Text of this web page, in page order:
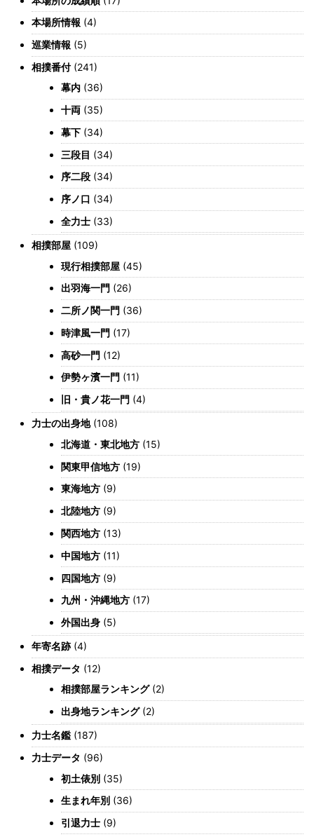
本場所情報 (4)
巡業情報 (5)
相撲番付(241)
幕内 (36)
十両 (35)
幕下 (34)
三段目 (34)
序二段 (34)
序ノ口 (34)
全力士 (33)
相撲部屋 (109)
現行相撲部屋 (45)
出羽海一門 (26)
二所ノ関一門 (36)
時津風一門 (17)
高砂一門 (12)
伊勢ヶ濱一門 (11)
旧・貴ノ花一門 (4)
力士の出身地(108)
北海道・東北地方 (15)
関東甲信地方 (19)
東海地方 (9)
北陸地方 (9)
関西地方 (13)
中国地方 (11)
四国地方 (9)
九州・沖縄地方 (17)
外国出身 (5)
年寄名跡(4)
相撲データ (12)
相撲部屋ランキング(2)
出身地ランキング(2)
力士名鑑 (187)
力士データ (96)
初土俵別 (35)
生まれ年別 (36)
引退力士 (9)